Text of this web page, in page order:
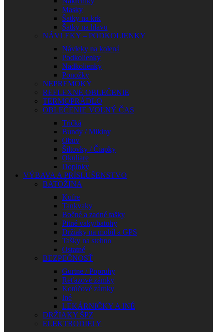
Masky
Šatky na krk
Šatky na hlavu
NÁVLEKY – PODKOLIENKY
Návleky na kolená
Podkolienky
Nadkolienky
Ponožky
NEPREMOKY
REFLEXNÉ OBLEČENIE
TERMOPRÁDLO
OBLEČENIE VOĽNÝ ČAS
Tričká
Bundy / Mikiny
Obuv
Šiltovky / Čiapky
Okuliare
Doplnky
VÝBAVA A PRÍSLUŠENSTVO
BATOŽINA
Kufre
Tankvaky
Bočné a zadné tašky
Pitné vaky/batohy
Držiaky na mobil a GPS
Tašky na stehno
Ostatné
BEZPEČNOSŤ
Gurtne / Popruhy
Reťazové zámky
Kotúčové zámky
Iné
LEKÁRNIČKY A INÉ
DRŽIAKY ŠPZ
ELEKTRODIELY